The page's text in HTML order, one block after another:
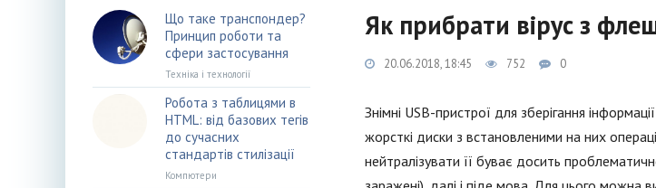
Як прибрати вірус з
20.06.2018, 18:45 752 0
Знімні USB-пристрої для зберігання
жорсткі диски з встановленими на них
нейтралізувати її буває досить
Що таке транспондер?
Принцип роботи та
сфери застосування
Техніка і технології
Робота з таблицями в
HTML: від базових тегів
до сучасних
стандартів стилізації
Компютери